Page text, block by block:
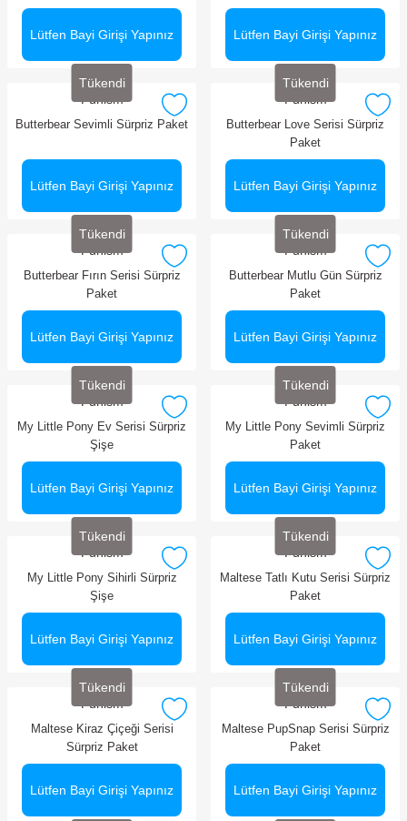
Lütfen Bayi Girişi Yapınız
Paket Anahtarlık
Lütfen Bayi Girişi Yapınız
Tükendi
Funism
Butterbear Sevimli Sürpriz Paket
Lütfen Bayi Girişi Yapınız
Tükendi
Funism
Butterbear Love Serisi Sürpriz
Paket
Lütfen Bayi Girişi Yapınız
Tükendi
Funism
Butterbear Fırın Serisi Sürpriz
Paket
Lütfen Bayi Girişi Yapınız
Tükendi
Funism
Butterbear Mutlu Gün Sürpriz
Paket
Lütfen Bayi Girişi Yapınız
Tükendi
Funism
My Little Pony Ev Serisi Sürpriz
Şişe
Lütfen Bayi Girişi Yapınız
Tükendi
Funism
My Little Pony Sevimli Sürpriz
Paket
Lütfen Bayi Girişi Yapınız
Tükendi
Funism
My Little Pony Sihirli Sürpriz
Şişe
Lütfen Bayi Girişi Yapınız
Tükendi
Funism
Maltese Tatlı Kutu Serisi Sürpriz
Paket
Lütfen Bayi Girişi Yapınız
Tükendi
Funism
Maltese Kiraz Çiçeği Serisi
Sürpriz Paket
Lütfen Bayi Girişi Yapınız
Tükendi
Funism
Maltese PupSnap Serisi Sürpriz
Paket
Lütfen Bayi Girişi Yapınız